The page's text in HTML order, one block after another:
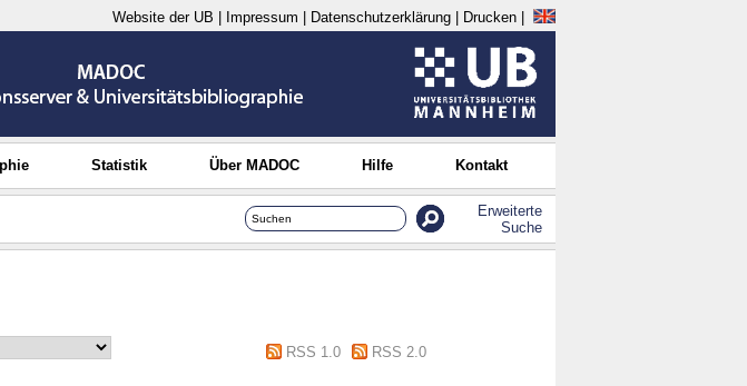
Website der UB Impressum Datenschutzerklärung Drucken
Statistik Über MADOC Hilfe Kontakt
Erweiterte
Suche
RSS 1.0
RSS 2.0